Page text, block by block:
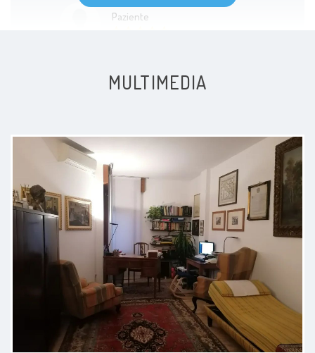
Paziente
Persona molto umana ed empatica,
mi ha dato ottimi consigli
Paziente
Consapevole del mio critico quadro
clinico ho effettuato questo
MULTIMEDIA